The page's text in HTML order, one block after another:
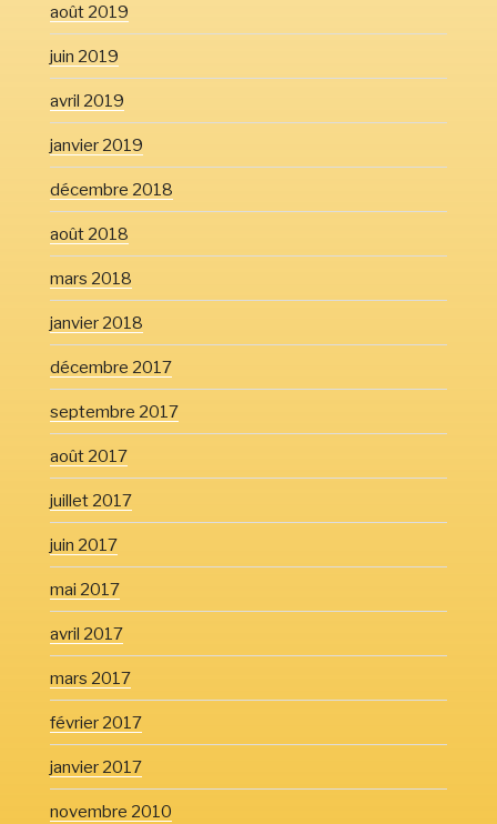
août 2019
juin 2019
avril 2019
janvier 2019
décembre 2018
août 2018
mars 2018
janvier 2018
décembre 2017
septembre 2017
août 2017
juillet 2017
juin 2017
mai 2017
avril 2017
mars 2017
février 2017
janvier 2017
novembre 2010